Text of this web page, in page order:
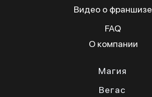
Вегас
Магия
FAQ
О компании
Видео о франшизе